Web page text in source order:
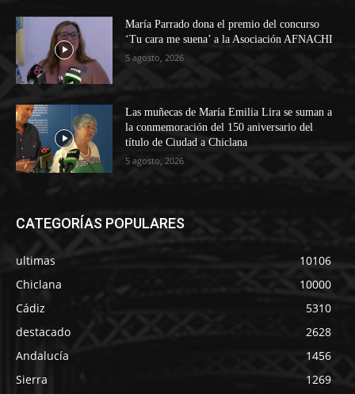
María Parrado dona el premio del concurso
‘Tu cara me suena’ a la Asociación AFNACHI
5 agosto, 2026
Las muñecas de María Emilia Lira se suman a
la conmemoración del 150 aniversario del
título de Ciudad a Chiclana
5 agosto, 2026
CATEGORÍAS POPULARES
ultimas
10106
Chiclana
10000
Cádiz
5310
destacado
2628
Andalucía
1456
Sierra
1269